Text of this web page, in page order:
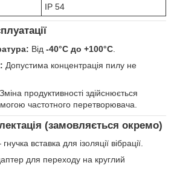
IP 54
Від -40°C до +100°C
Допустима концентрація пилу не
Зміна продуктивності здійснюється
частотного перетворювача.
(замовляється окремо)
вставка для ізоляції вібрації.
для переходу на круглий